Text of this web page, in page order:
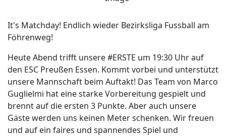
It's Matchday! Endlich wieder Bezirksliga Fussball am
Föhrenweg!
Heute Abend trifft unsere #ERSTE um 19:30 Uhr auf
den ESC Preußen Essen. Kommt vorbei und unterstützt
unsere Mannschaft beim Auftakt! Das Team von Marco
Guglielmi hat eine starke Vorbereitung gespielt und
brennt auf die ersten 3 Punkte. Aber auch unsere
Gäste werden uns keinen Meter schenken. Wir freuen
und auf ein faires und spannendes Spiel und